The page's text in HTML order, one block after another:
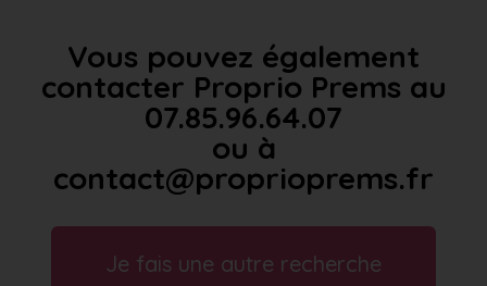
Vous pouvez également
contacter Proprio Prems au
07.85.96.64.07
ou à
contact@proprioprems.fr
Je fais une autre recherche